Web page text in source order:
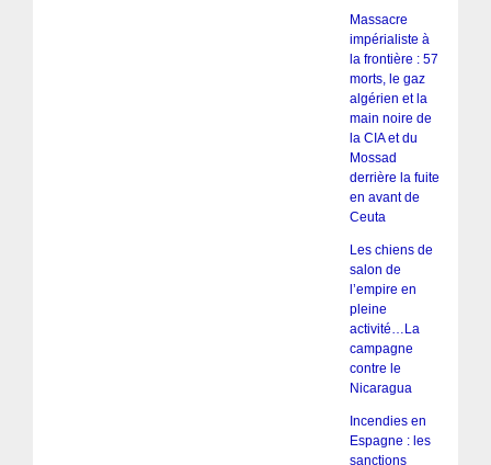
Massacre
impérialiste à
la frontière : 57
morts, le gaz
algérien et la
main noire de
la CIA et du
Mossad
derrière la fuite
en avant de
Ceuta
Les chiens de
salon de
l’empire en
pleine
activité…La
campagne
contre le
Nicaragua
Incendies en
Espagne : les
sanctions